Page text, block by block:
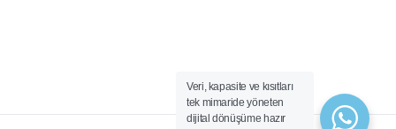
Veri, kapasite ve kısıtları
tek mimaride yöneten
dijital dönüşüme hazır